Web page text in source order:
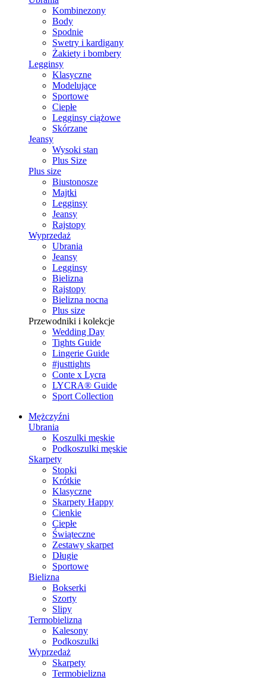
Kombinezony
Body
Spodnie
Swetry i kardigany
Żakiety i bombery
Legginsy
Klasyczne
Modelujące
Sportowe
Ciepłe
Legginsy ciążowe
Skórzane
Jeansy
Wysoki stan
Plus Size
Plus size
Biustonosze
Majtki
Legginsy
Jeansy
Rajstopy
Wyprzedaż
Ubrania
Jeansy
Legginsy
Bielizna
Rajstopy
Bielizna nocna
Plus size
Przewodniki i kolekcje
Wedding Day
Tights Guide
Lingerie Guide
#justtights
Conte x Lycra
LYCRA® Guide
Sport Сollection
Mężczyźni
Ubrania
Koszulki męskie
Podkoszulki męskie
Skarpety
Stopki
Krótkie
Klasyczne
Skarpety Happy
Cienkie
Ciepłe
Świąteczne
Zestawy skarpet
Długie
Sportowe
Bielizna
Bokserki
Szorty
Slipy
Termobielizna
Kalesony
Podkoszulki
Wyprzedaż
Skarpety
Termobielizna